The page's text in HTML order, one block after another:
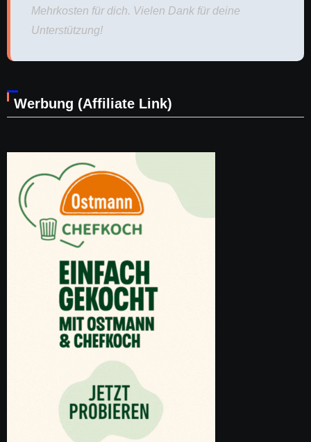
Mehrkosten für dich. Vielen Dank für deine
Unterstützung!
Werbung (Affiliate Link)